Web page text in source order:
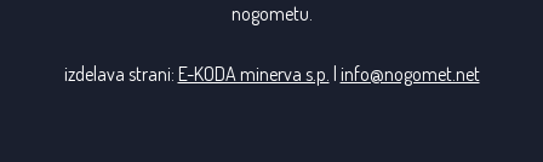
nogometu.
izdelava strani: E-KODA minerva s.p. info@nogomet.net